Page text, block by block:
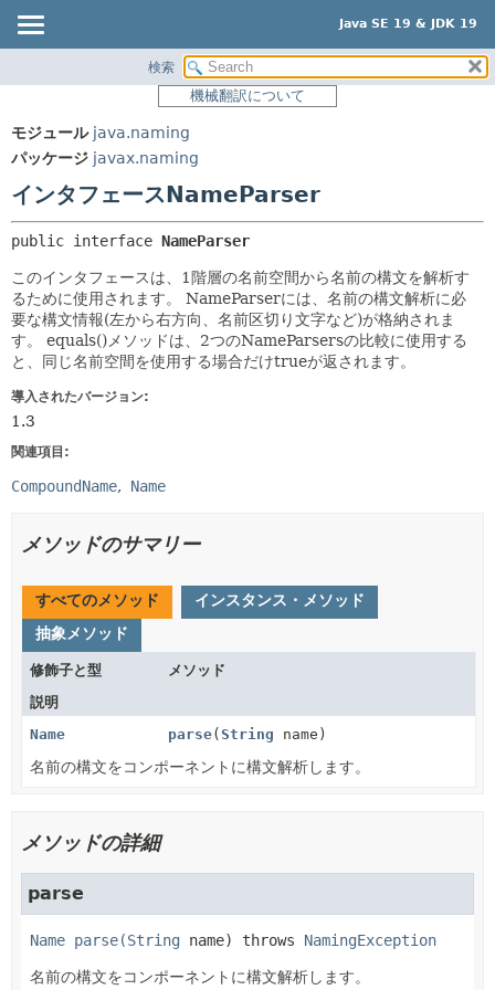
Java SE 19 & JDK 19
パッケージ
使用
ツリー
プレビュー
新規
非推奨
ヘルプ
サマリー:
ネスト済
メソッド
フィールド
コンストラクタ
メソッド
検索
機械翻訳について
モジュール java.naming
パッケージ javax.naming
インタフェースNameParser
public interface NameParser
このインタフェースは、1階層の名前空間から名前の構文を解析す
るために使用されます。
NameParserには、名前の構文解析に必
要な構文情報(左から右方向、名前区切り文字など)が格納されま
す。
equals()メソッドは、2つのNameParsersの比較に使用する
と、同じ名前空間を使用する場合だけtrueが返されます。
導入されたバージョン:
1.3
関連項目:
CompoundName Name
メソッドのサマリー
すべてのメソッド
インスタンス・メソッド
抽象メソッド
修飾子と型
メソッド
説明
Name
parse(String name)
名前の構文をコンポーネントに構文解析します。
メソッドの詳細
parse
Name parse(String name) throws NamingException
名前の構文をコンポーネントに構文解析します。